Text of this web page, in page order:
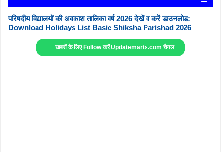
परिषदीय विद्यालयों की अवकाश तालिका वर्ष 2026 देखें व करें डाउनलोड:
Download Holidays List Basic Shiksha Parishad 2026
खबरों के लिए Follow करें Updatemarts.com चैनल